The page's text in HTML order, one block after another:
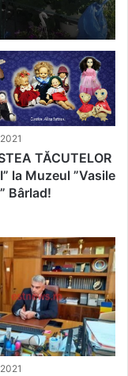
TĂCUTELOR
la Muzeul ”Vasile
Bârlad!